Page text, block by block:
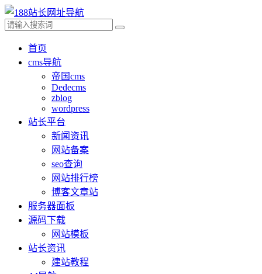
首页
cms导航
帝国cms
Dedecms
zblog
wordpress
站长平台
新闻资讯
网站备案
seo查询
网站排行榜
博客文章站
服务器面板
源码下载
网站模板
站长资讯
建站教程